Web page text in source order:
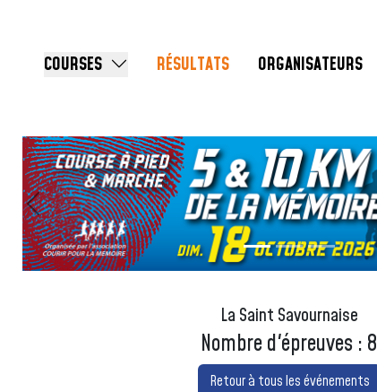
COURSES RÉSULTATS ORGANISATEURS
Précédent
La Saint Savournaise
Nombre d'épreuves : 8
Retour à tous les événements